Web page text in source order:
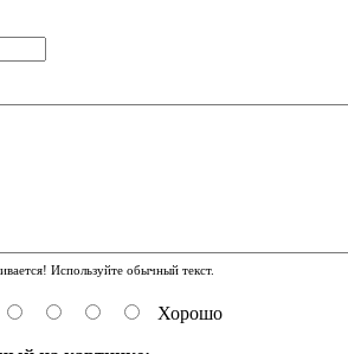
Используйте обычный текст.
Хорошо